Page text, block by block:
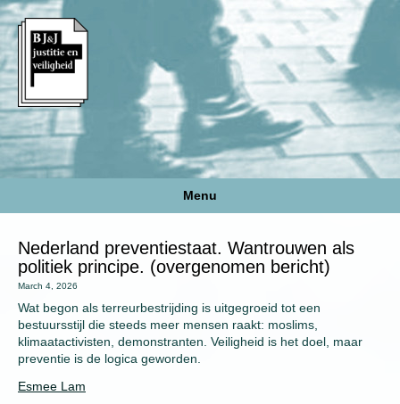
Menu
Nederland preventiestaat. Wantrouwen als
politiek principe. (overgenomen bericht)
March 4, 2026
Wat begon als terreurbestrijding is uitgegroeid tot een
bestuursstijl die steeds meer mensen raakt: moslims,
klimaatactivisten, demonstranten. Veiligheid is het doel, maar
preventie is de logica geworden.
Esmee Lam